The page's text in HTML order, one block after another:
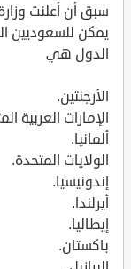
سبق أن أعلنت
يمكن للسعوديين
الدول هي
الأرجنتين.
الإمارات العربية
ألمانيا.
الولايات المتحدة.
إندونيسيا.
أيرلندا.
إيطاليا.
باكستان.